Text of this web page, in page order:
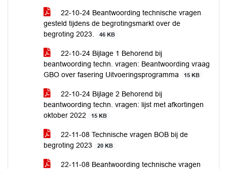
22-10-24 Beantwoording technische vragen
gesteld tijdens de begrotingsmarkt over de
begroting 2023.
46 KB
22-10-24 Bijlage 1 Behorend bij
beantwoording techn. vragen: Beantwoording vraag
GBO over fasering Uitvoeringsprogramma
15 KB
22-10-24 Bijlage 2 Behorend bij
beantwoording techn. vragen: lijst met afkortingen
oktober 2022
15 KB
22-11-08 Technische vragen BOB bij de
begroting 2023
20 KB
22-11-08 Beantwoording technische vragen